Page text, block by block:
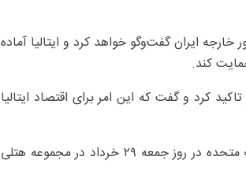
ایران گفت‌وگو خواهد کرد و ایتالیا آماده
کند.
کرد و گفت که این امر برای اقتصاد ایتالیا
مراسم امضای تفاهم نامه پایان جنگ میان جمهوری اسلامی ایران و ایالات متحده در روز جمعه ۲۹ خرداد در مجموعه هتلی